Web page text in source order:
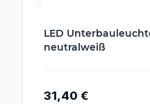
LED
neutralweiß
31,40 €